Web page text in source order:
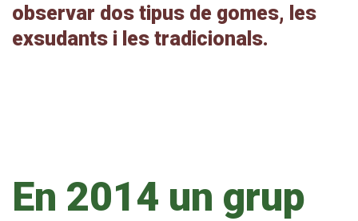
observar dos tipus de gomes, les
exsudants i les tradicionals.
En 2014 un grup